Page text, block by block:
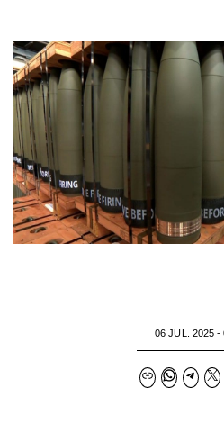
06 JUL. 2025 -